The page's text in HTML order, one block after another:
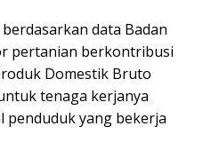
data Badan
pertanian berkontribusi
Domestik Bruto
tenaga kerjanya
penduduk yang bekerja